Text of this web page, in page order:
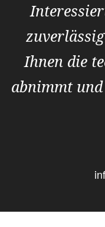
Ihnen die
abnimmt